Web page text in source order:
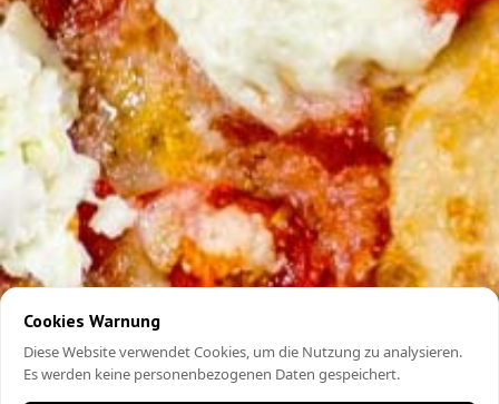
Cookies Warnung
Diese Website verwendet Cookies, um die Nutzung zu analysieren.
Es werden keine personenbezogenen Daten gespeichert.